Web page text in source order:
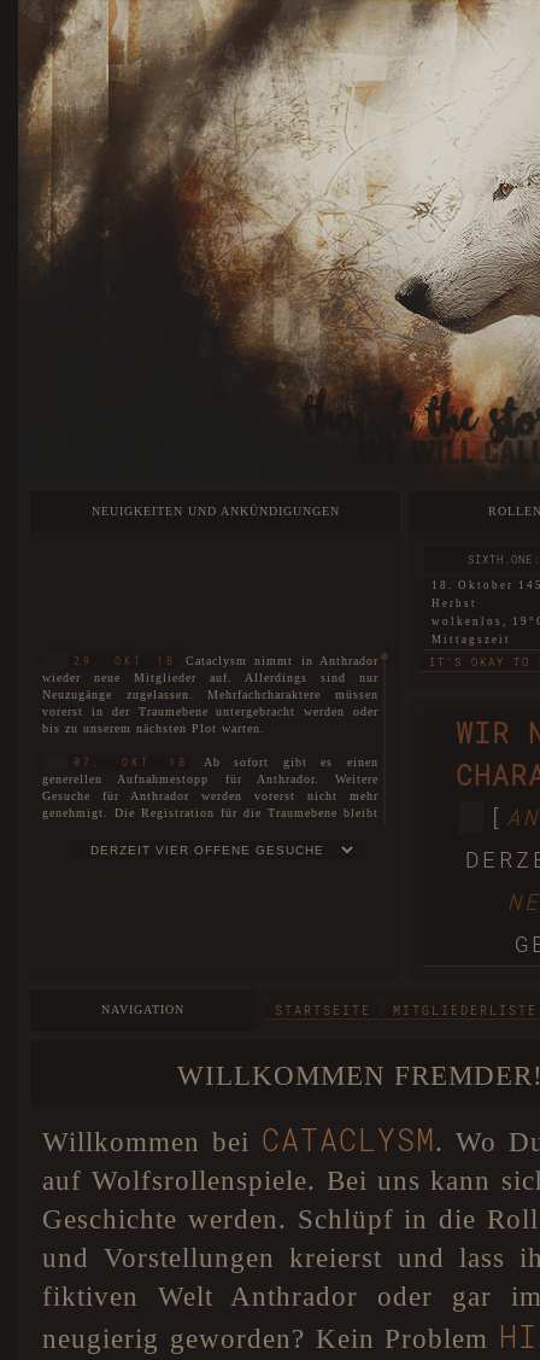
NEUIGKEITEN UND ANKÜNDIGUNGEN
29. OKT 18
Cataclysm nimmt in Anthrador
wieder neue Mitglieder auf. Allerdings sind nur
Neuzugänge zugelassen. Mehrfachcharaktere müssen
vorerst in der Traumebene untergebracht werden oder
bis zu unserem nächsten Plot warten.
07. OKT 18
Ab sofort gibt es einen
generellen Aufnahmestopp für Anthrador. Weitere
Gesuche für Anthrador werden vorerst nicht mehr
genehmigt. Die Registration für die Traumebene bleibt
sich auf unsererWARTELISTEeintragen lassen.
wir begrüßen offiziell unsere Neuzugänge und heißen
Das Forum wurde im Zuge der
DSGVO einigen Veränderungen unterzogen. Sollten
07. JAN 18 Cataclysm hat nun für Anthrador
eine interaktive Karte. Dies bedeutet, dass ihr euren
Wolf absofort selbst auf unserer Karte positionieren
befindet. Als besonderes Add-on könnt ihr in eurem
Profil sogar eine Farbe für euren Pin wählen! Dafür
wurde extra ein Colorpicker im Nutzerprofil eingebaut.
HIER
18. Oktober
Herbst
wolkenlos,
Mittagszeit
IT'S OKAY TO
18. Oktober
nebelig, 6°C
THIS LAND
wolkenlos,
BEGGARS
18. Oktober
WIR
[
NAVIGATION STARTSEITE MITGLIEDERLISTE
WILLKOMMEN
Willkommen bei CATACLYSM. Wo
auf Wolfsrollenspiele. Bei uns kann
Geschichte werden. Schlüpf in die
und Vorstellungen kreierst und lass
fiktiven Welt Anthrador oder gar
neugierig geworden? Kein Problem